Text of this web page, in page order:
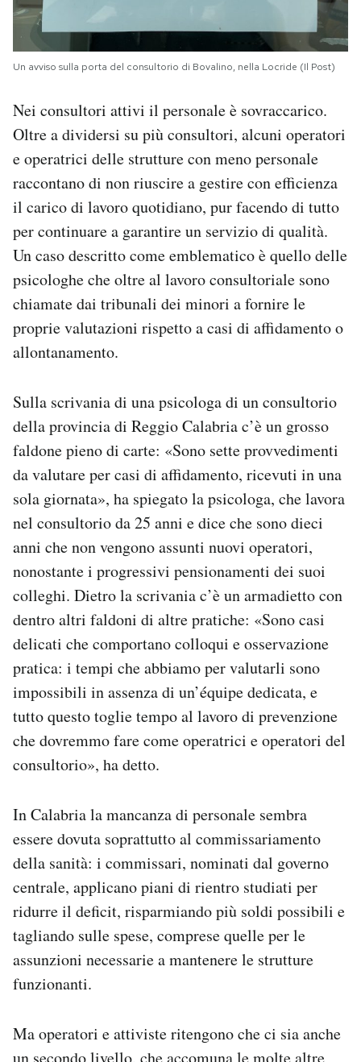
Un avviso sulla porta del consultorio di Bovalino, nella Locride (Il Post)
Nei consultori attivi il personale è sovraccarico.
Oltre a dividersi su più consultori, alcuni operatori
e operatrici delle strutture con meno personale
raccontano di non riuscire a gestire con efficienza
il carico di lavoro quotidiano, pur facendo di tutto
per continuare a garantire un servizio di qualità.
Un caso descritto come emblematico è quello delle
psicologhe che oltre al lavoro consultoriale sono
chiamate dai tribunali dei minori a fornire le
proprie valutazioni rispetto a casi di affidamento o
allontanamento.
Sulla scrivania di una psicologa di un consultorio
della provincia di Reggio Calabria c’è un grosso
faldone pieno di carte: «Sono sette provvedimenti
da valutare per casi di affidamento, ricevuti in una
sola giornata», ha spiegato la psicologa, che lavora
nel consultorio da 25 anni e dice che sono dieci
anni che non vengono assunti nuovi operatori,
nonostante i progressivi pensionamenti dei suoi
colleghi. Dietro la scrivania c’è un armadietto con
dentro altri faldoni di altre pratiche: «Sono casi
delicati che comportano colloqui e osservazione
pratica: i tempi che abbiamo per valutarli sono
impossibili in assenza di un’équipe dedicata, e
tutto questo toglie tempo al lavoro di prevenzione
che dovremmo fare come operatrici e operatori del
consultorio», ha detto.
In Calabria la mancanza di personale sembra
essere dovuta soprattutto al commissariamento
della sanità: i commissari, nominati dal governo
centrale, applicano piani di rientro studiati per
ridurre il deficit, risparmiando più soldi possibili e
tagliando sulle spese, comprese quelle per le
assunzioni necessarie a mantenere le strutture
funzionanti.
Ma operatori e attiviste ritengono che ci sia anche